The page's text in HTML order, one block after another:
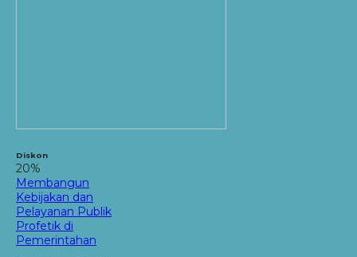
Diskon
20%
Membangun
Kebijakan dan
Pelayanan Publik
Profetik di
Pemerintahan